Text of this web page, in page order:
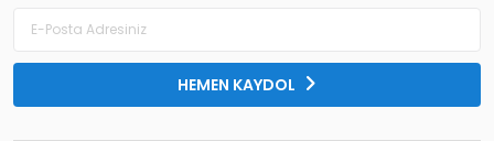
HEMEN KAYDOL